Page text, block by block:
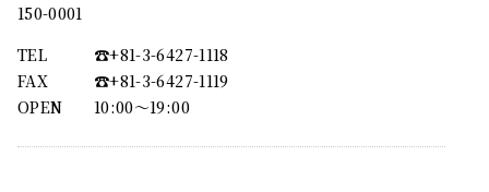
150-0001
TEL
☎︎+81-3-6427-1118
FAX
☎︎+81-3-6427-1119
OPEN
10:00〜19:00